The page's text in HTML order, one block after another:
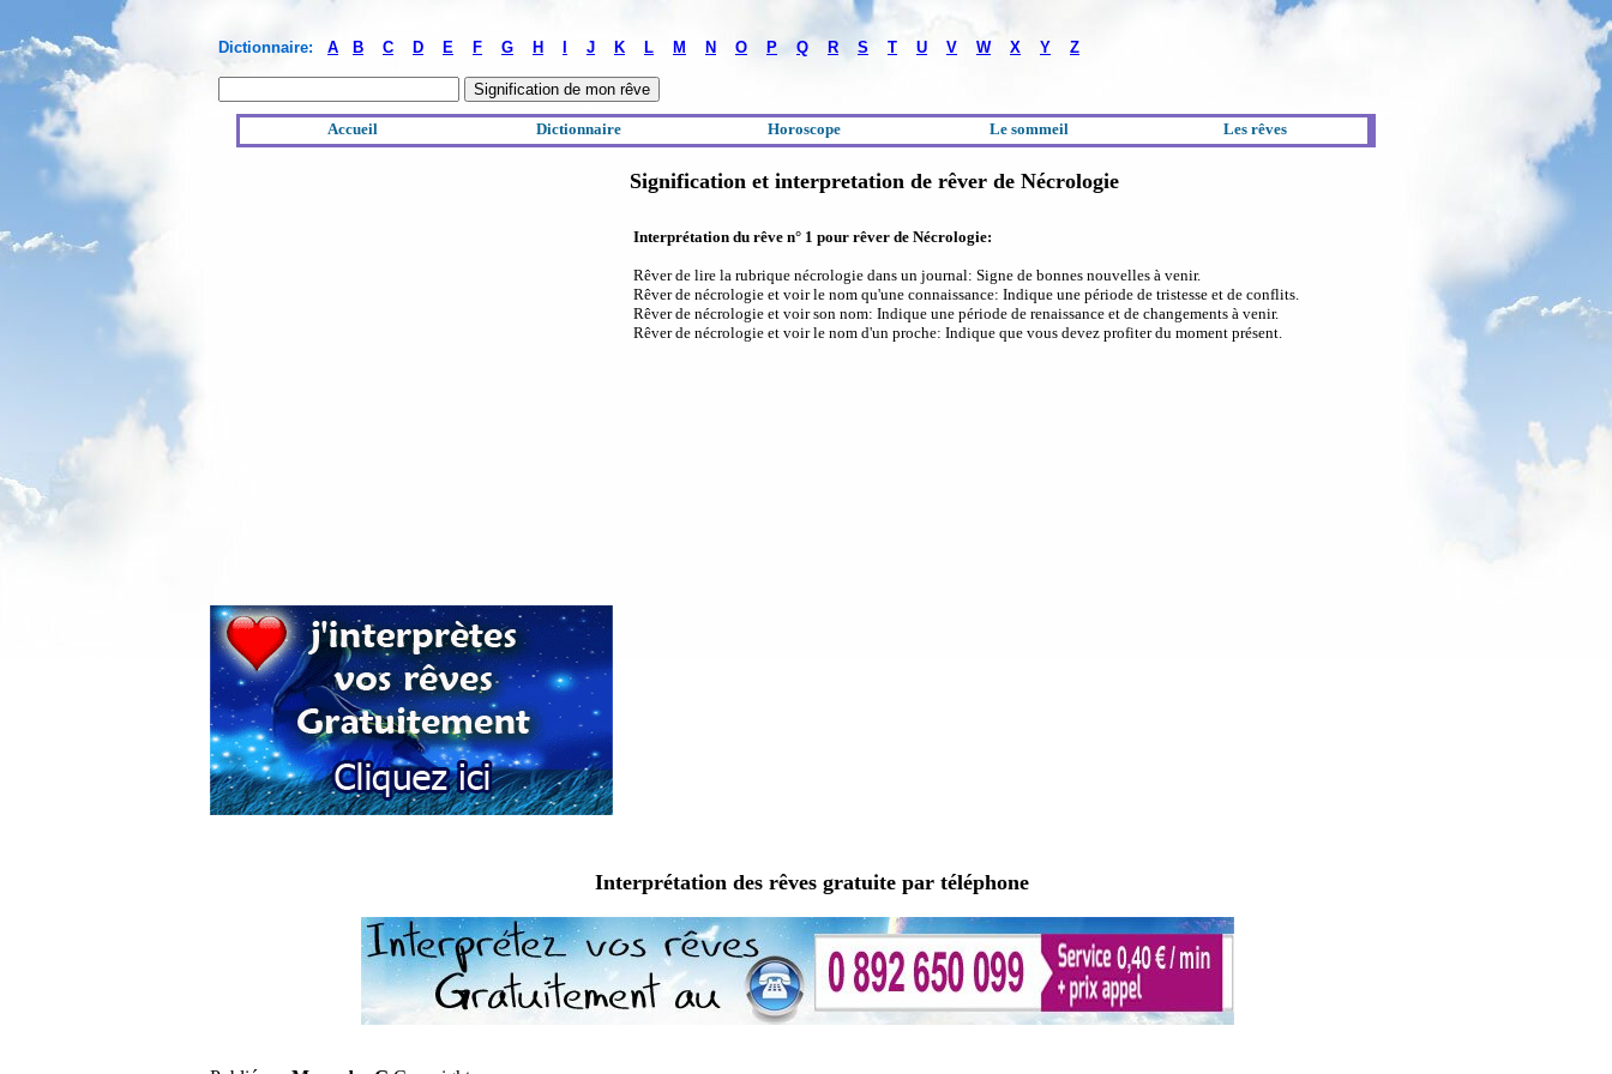
Dictionnaire: A B C D E F G H J K L M N O P Q R S T U V W X Y Z
Accueil Dictionnaire Horoscope Le sommeil Les rêves
Signification et interpretation de rêver de Nécrologie
Interprétation du rêve n° 1 pour rêver de Nécrologie:
Rêver de lire la rubrique nécrologie dans un journal: Signe de bonnes nouvelles à venir.
Rêver de nécrologie et voir le nom qu'une connaissance: Indique une période de tristesse et de conflits.
Rêver de nécrologie et voir son nom: Indique une période de renaissance et de changements à venir.
Rêver de nécrologie et voir le nom d'un proche: Indique que vous devez profiter du moment présent.
Interprétation des rêves gratuite par téléphone